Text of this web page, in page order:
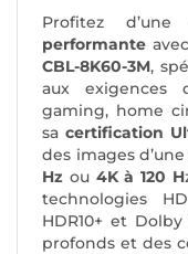
Profitez
performante
CBL-8K60-3M,
aux exigences
gaming, home
sa certification
des images
Hz ou 4K à 120 H
technologies
HDR10+ et
profonds et des